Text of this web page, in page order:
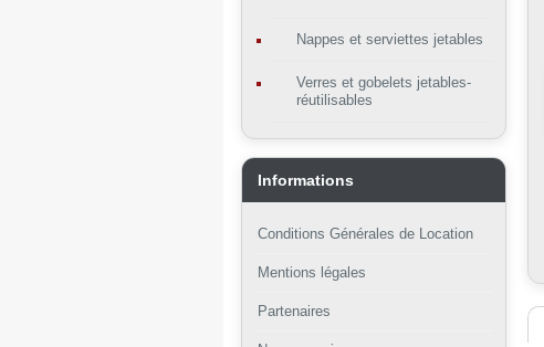
Nappes et serviettes jetables
Verres et gobelets jetables-
réutilisables
Informations
Conditions Générales de Location
Mentions légales
Partenaires